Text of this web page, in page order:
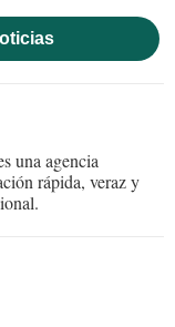
una agencia
rápida, veraz y